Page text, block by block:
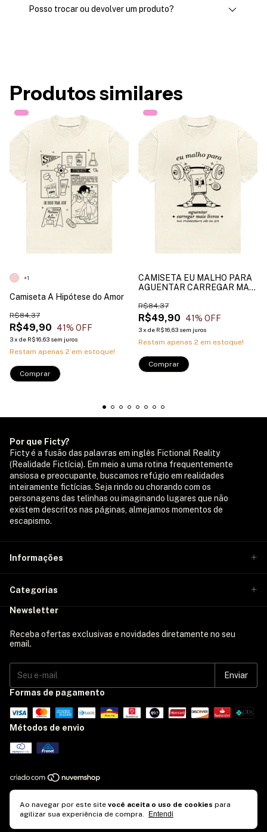
Ao navegar por este site você aceita o uso de cookies para
agilizar sua experiência de compra.
Entendi
Posso trocar ou devolver um produto?
Produtos similares
Camiseta A Hipótese do Amor
R$49,90
R$84,37
41% OFF
3x de R$16,63 sem juros
Restam apenas 2 em estoque!
+1
Comprar
CAMISETA EU MALHO PARA
AGUENTAR CARREGAR MAIS
R$49,90
R$84,37
41% OFF
3x de R$16,63 sem juros
Restam apenas 2 em estoque!
Comprar
Por que Ficty?
Ficty é a fusão das palavras em inglês Fictional Reality
(Realidade Fictícia). Em meio a uma rotina frequentemente
ansiosa e preocupante, buscamos refúgio em realidades
inteiramente fictícias. Seja rindo ou chorando com os
personagens das telinhas ou imaginando lugares que não
existem descritos nas páginas, almejamos momentos de
escapismo.
Informações
Categorias
Newsletter
Receba ofertas exclusivas e novidades diretamente no seu
email.
Formas de pagamento
Métodos de envio
Copyright Ficty Loja - 2026. Todos os direitos reservados.